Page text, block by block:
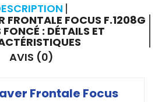
FRONTALE FOCUS F.1208G
: DÉTAILS ET
AVIS (0)
Frontale Focus